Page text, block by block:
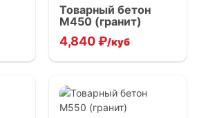
Товарный бетон
М450 (гранит)
4,840₽/куб